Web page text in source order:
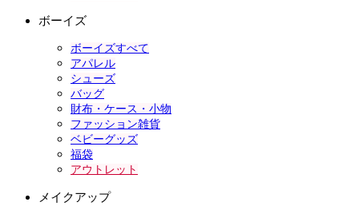
ボーイズ
ボーイズすべて
アパレル
シューズ
バッグ
財布・ケース・小物
ファッション雑貨
ベビーグッズ
福袋
アウトレット
メイクアップ